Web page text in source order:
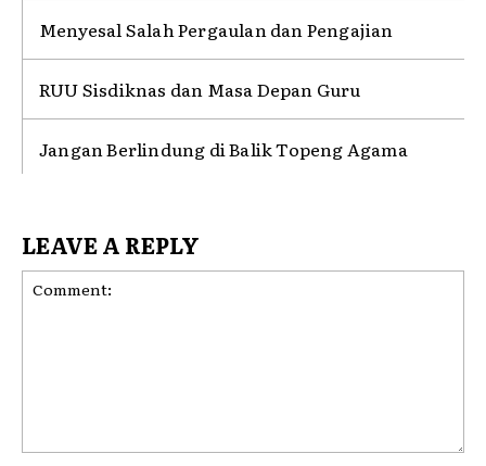
Menyesal Salah Pergaulan dan Pengajian
RUU Sisdiknas dan Masa Depan Guru
Jangan Berlindung di Balik Topeng Agama
LEAVE A REPLY